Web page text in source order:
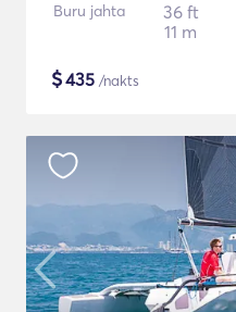
Buru jahta
36 ft
11 m
$435 /nakts